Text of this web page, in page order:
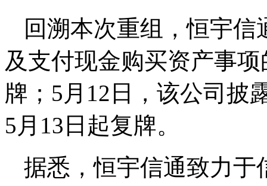
回溯本次重组，恒宇
及支付现金购买资产事
牌；5月12日，该公司披
5月13日起复牌。
据悉，恒宇信通致力于